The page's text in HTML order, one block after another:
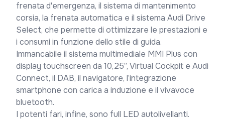
frenata d'emergenza, il sistema di mantenimento
corsia, la frenata automatica e il sistema Audi Drive
Select, che permette di ottimizzare le prestazioni e
i consumi in funzione dello stile di guida.
Immancabile il sistema multimediale MMI Plus con
display touchscreen da 10,25”, Virtual Cockpit e Audi
Connect, il DAB, il navigatore, l’integrazione
smartphone con carica a induzione e il vivavoce
bluetooth.
I potenti fari, infine, sono full LED autolivellanti.